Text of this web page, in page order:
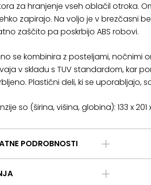
za hranjenje vseh oblačil otroka.
zapirajo. Na voljo je v brezčasni
zaščito pa poskrbijo ABS robovi.
se kombinira z posteljami, nočnimi
v skladu s TUV standardom, kar
Plastični deli, ki se uporabljajo,
so (širina, višina, globina): 133 x 201
PODROBNOSTI